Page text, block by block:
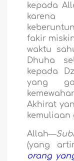
kepada
fakir
waktu
Dhuha
kepada
yang
Akhirat
kemuliaan
Allah—
(yang
orang